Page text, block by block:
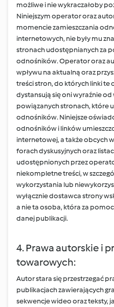
możliwe i nie wykraczałoby
Niniejszym operator oraz
momencie zamieszczania
internetowych, nie były mu
stronach udostępnianych za
odnośników. Operator oraz
wpływu na aktualną oraz
treści stron, do których linki te
dystansują się oni wyraźnie
powiązanych stronach, które
odnośników. Niniejsze
odnośników i linków
internetowej, a także obcych
forach dyskusyjnych oraz
udostępnionych przez
niekompletne treści, w
wykorzystania lub
wyłącznie dostawca strony
a nie ta osoba, która za
danej publikacji.
4. Prawa autorskie i
towarowych:
Autor stara się przestrzegać
publikacjach zawierających
sekwencje wideo oraz teksty,